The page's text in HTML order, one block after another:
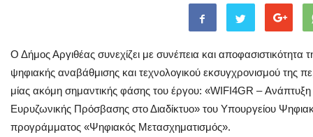
Ο Δήμος Αργιθέας συνεχίζει με συνέπεια και αποφασιστικότητα
ψηφιακής αναβάθμισης και τεχνολογικού εκσυγχρονισμού
μίας ακόμη σημαντικής φάσης του έργου: «WIFI4GR –
Ευρυζωνικής Πρόσβασης στο Διαδίκτυο» του Υπουργείου
προγράμματος «Ψηφιακός Μετασχηματισμός».